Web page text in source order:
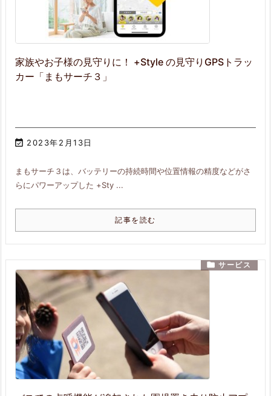
家族やお子様の見守りに！ +Style の見守りGPSトラッ
カー「まもサーチ３」
 2023年2月13日
まもサーチ３は、バッテリーの持続時間や位置情報の精度などがさ
らにパワーアップした +Sty ...
記事を読む
 サービス